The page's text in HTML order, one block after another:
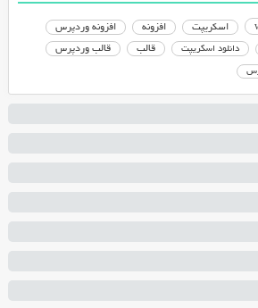
اسکریپت افزونه افزونه وردپرس
دانلود اسکریپت قالب قالب وردپرس